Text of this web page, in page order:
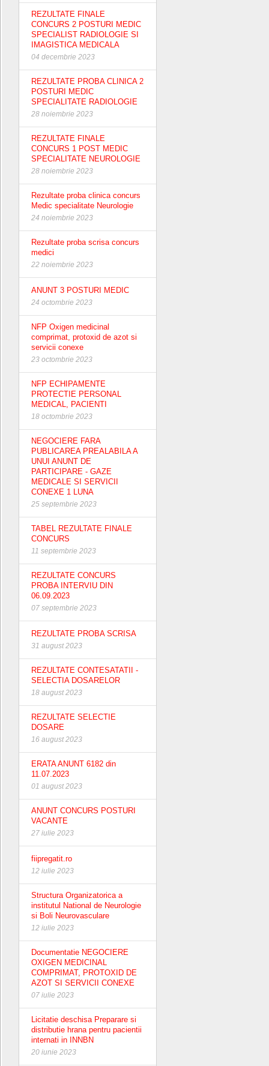
REZULTATE FINALE
CONCURS 2 POSTURI MEDIC
SPECIALIST RADIOLOGIE SI
IMAGISTICA MEDICALA
04 decembrie 2023
REZULTATE PROBA CLINICA 2
POSTURI MEDIC
SPECIALITATE RADIOLOGIE
28 noiembrie 2023
REZULTATE FINALE
CONCURS 1 POST MEDIC
SPECIALITATE NEUROLOGIE
28 noiembrie 2023
Rezultate proba clinica concurs
Medic specialitate Neurologie
24 noiembrie 2023
Rezultate proba scrisa concurs
medici
22 noiembrie 2023
ANUNT 3 POSTURI MEDIC
24 octombrie 2023
NFP Oxigen medicinal
comprimat, protoxid de azot si
servicii conexe
23 octombrie 2023
NFP ECHIPAMENTE
PROTECTIE PERSONAL
MEDICAL, PACIENTI
18 octombrie 2023
NEGOCIERE FARA
PUBLICAREA PREALABILA A
UNUI ANUNT DE
PARTICIPARE - GAZE
MEDICALE SI SERVICII
CONEXE 1 LUNA
25 septembrie 2023
TABEL REZULTATE FINALE
CONCURS
11 septembrie 2023
REZULTATE CONCURS
PROBA INTERVIU DIN
06.09.2023
07 septembrie 2023
REZULTATE PROBA SCRISA
31 august 2023
REZULTATE CONTESATATII -
SELECTIA DOSARELOR
18 august 2023
REZULTATE SELECTIE
DOSARE
16 august 2023
ERATA ANUNT 6182 din
11.07.2023
01 august 2023
ANUNT CONCURS POSTURI
VACANTE
27 iulie 2023
fiipregatit.ro
12 iulie 2023
Structura Organizatorica a
institutul National de Neurologie
si Boli Neurovasculare
12 iulie 2023
Documentatie NEGOCIERE
OXIGEN MEDICINAL
COMPRIMAT, PROTOXID DE
AZOT SI SERVICII CONEXE
07 iulie 2023
Licitatie deschisa Preparare si
distributie hrana pentru pacientii
internati in INNBN
20 iunie 2023